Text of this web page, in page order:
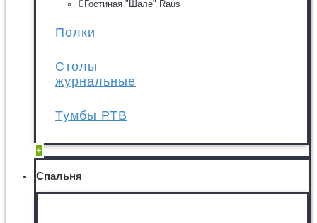
Гостиная "Шале" Raus
Полки
Столы
журнальные
Тумбы РТВ
+
Спальня